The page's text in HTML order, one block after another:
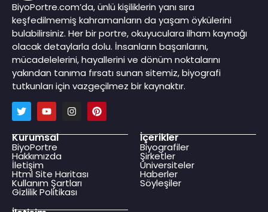
BiyoPortre.com’da, ünlü kişiliklerin yanı sıra
keşfedilmemiş kahramanların da yaşam öykülerini
bulabilirsiniz. Her bir portre, okuyuculara ilham kaynağı
olacak detaylarla dolu. İnsanların başarılarını,
mücadelelerini, hayallerini ve dönüm noktalarını
yakından tanıma fırsatı sunan sitemiz, biyografi
tutkunları için vazgeçilmez bir kaynaktır.
Kurumsal
BiyoPortre
Hakkımızda
İletişim
Html Site Haritası
Kullanım Şartları
Gizlilik Politikası
İçerikler
Biyografiler
Şirketler
Üniversiteler
Haberler
Söyleşiler